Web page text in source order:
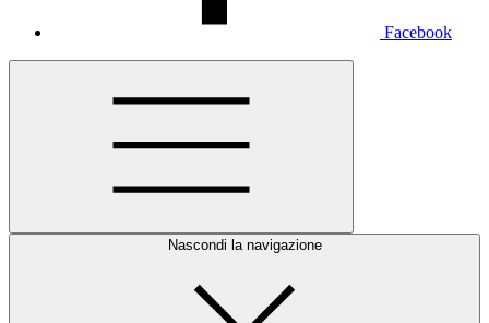
Facebook
Nascondi la navigazione